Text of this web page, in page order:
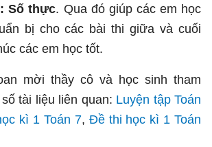
Số thực. Qua đó giúp các em học
bị cho các bài thi giữa và cuối
các em học tốt.
mời thầy cô và học sinh tham
tài liệu liên quan: Luyện tập Toán
kì 1 Toán 7, Đề thi học kì 1 Toán